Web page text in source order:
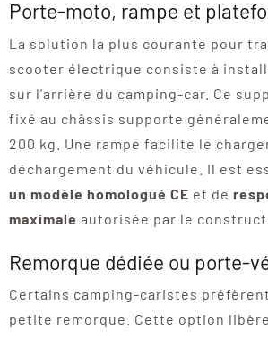
Porte-moto, rampe et
La solution la plus courante pour
scooter électrique consiste à
sur l’arrière du camping-car. Ce
fixé au châssis supporte
200 kg. Une rampe facilite le
déchargement du véhicule. Il est
un modèle homologué CE et de
maximale autorisée par le
Remorque dédiée ou porte-
Certains camping-caristes
petite remorque. Cette option